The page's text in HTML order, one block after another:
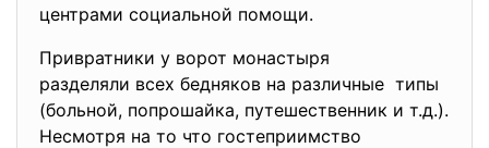
центрами социальной помощи.
Привратники у ворот монастыря
разделяли всех бедняков на различные типы
(больной, попрошайка, путешественник и т.д.).
Несмотря на то что гостеприимство